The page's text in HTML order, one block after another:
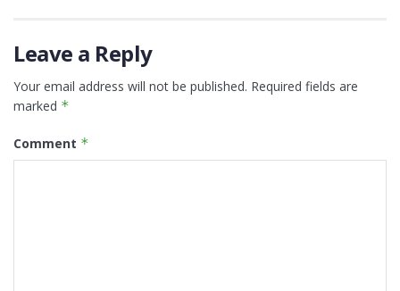
Leave a Reply
Your email address will not be published. Required fields are
marked *
Comment *